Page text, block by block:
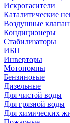
Искрогасители
Каталитические
Воздушные
Кондиционеры
Стабилизаторы
ИБП
Инверторы
Мотопомпы
Бензиновые
Дизельные
Для чистой воды
Для грязной воды
Для химических